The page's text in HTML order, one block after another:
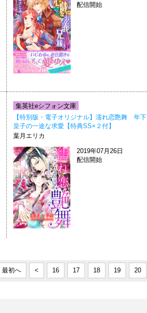
配信開始
集英社eシフォン文庫
【特別版・電子オリジナル】濡れ恋艶舞 年下
皇子の一途な求愛【特典SS×２付】
葉月エリカ
2019年07月26日
配信開始
最初へ < 16 17 18 19 20